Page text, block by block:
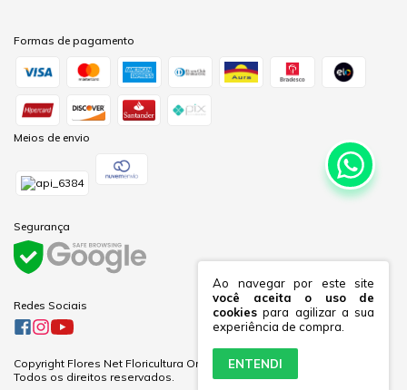
Ao navegar por este site
você aceita o uso de
cookies para agilizar a sua
experiência de compra.
ENTENDI
Formas de pagamento
Meios de envio
Segurança
Redes Sociais
Copyright Flores Net Floricultura Online Ltda - 60281691000170 - 2026.
Todos os direitos reservados.